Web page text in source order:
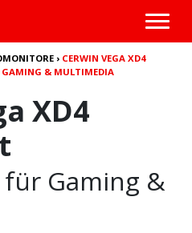
› CERWIN VEGA XD4
GAMING & MULTIMEDIA
XD4
Gaming &